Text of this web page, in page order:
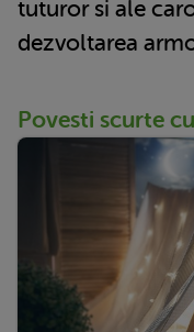
tuturor si ale
dezvoltarea
Povesti scurte